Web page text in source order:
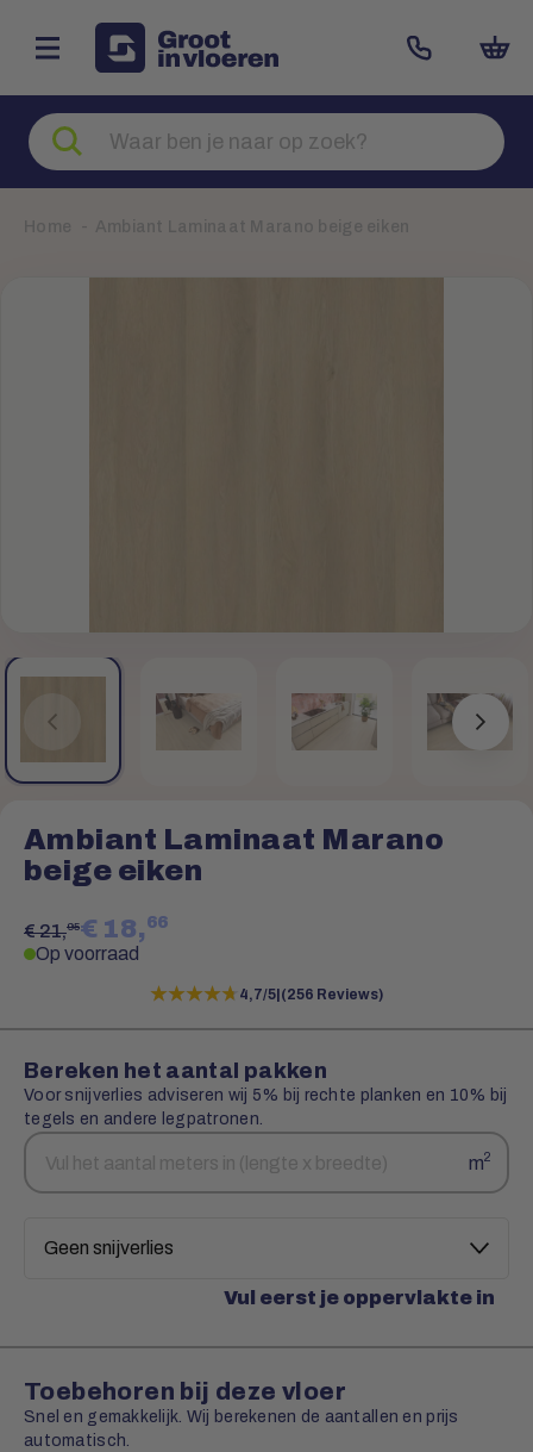
Zoeken
naar
producten
Home Ambiant Laminaat Marano beige eiken
Ambiant Laminaat Marano
beige eiken
€ 21,95€ 18, 66
Op voorraad
★★★★★
★★★★★ 4,7/5 (256 Reviews)
Bereken het aantal pakken
Voor snijverlies adviseren wij 5% bij rechte planken en 10% bij
tegels en andere legpatronen.
Aantal
vierkante
m2
Snijverlies
Vul eerst je oppervlakte in
Toebehoren bij deze vloer
Snel en gemakkelijk. Wij berekenen de aantallen en prijs
automatisch.